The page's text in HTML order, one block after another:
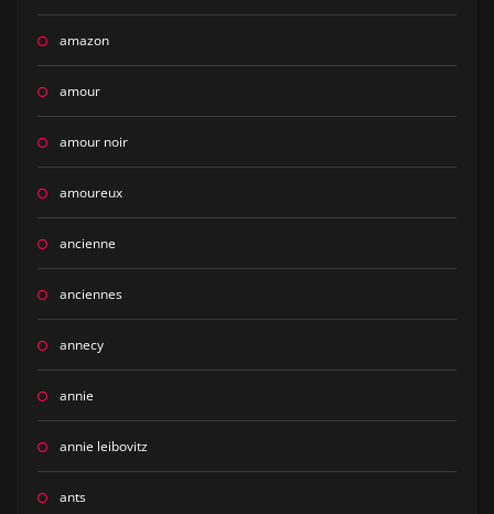
amazon
amour
amour noir
amoureux
ancienne
anciennes
annecy
annie
annie leibovitz
ants